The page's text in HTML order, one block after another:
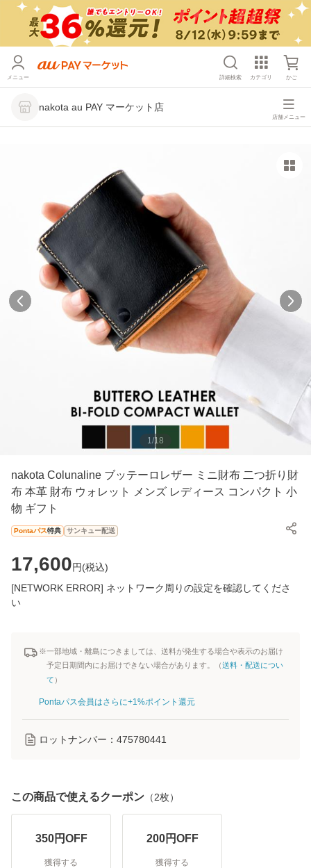
メニュー 詳細検索 カテゴリ かご
nakota au PAY マーケット店
店舗メニュー
1/18
nakota Colunaline ブッテーロレザー ミニ財布 二つ折り財
布 本革 財布 ウォレット メンズ レディース コンパクト 小
物 ギフト
Pontaパス特典 サンキュー配送
17,600円(税込)
[NETWORK ERROR] ネットワーク周りの設定を確認してくださ
い
※一部地域・離島につきましては、送料が発生する場合や表示のお届け
予定日期間内にお届けできない場合があります。（送料・配送につい
て ）
Pontaパス会員はさらに+1%ポイント還元
ロットナンバー： 475780441
この商品で使えるクーポン （2枚）
350円OFF
獲得する
200円OFF
獲得する